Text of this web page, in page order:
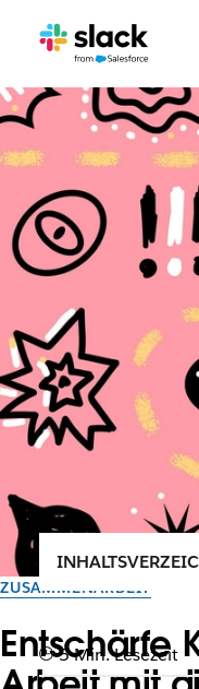
ZUSAMMENARBEIT
Entschärfe
5 Min. Lesezeit